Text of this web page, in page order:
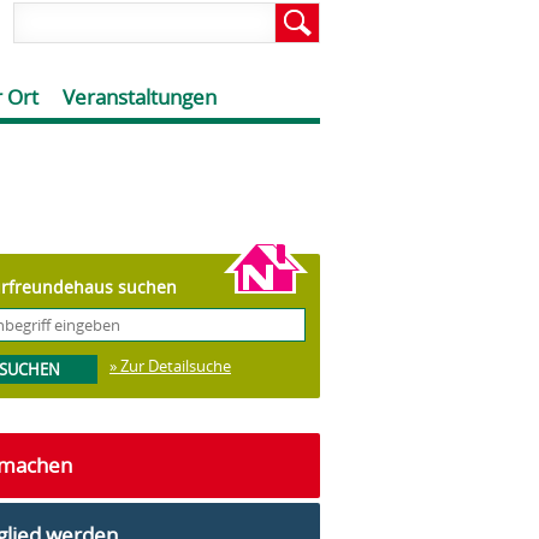
Ort Veranstaltungen
suchen
» Zur Detailsuche